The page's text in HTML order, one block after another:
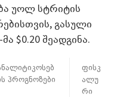
უოლ სტრიტის
გასული
$0.20 შეადგინა.
პროგნოზები
ფისკ
ალუ
რი